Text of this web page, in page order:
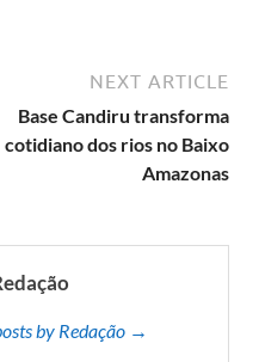
NEXT ARTICLE
Base Candiru transforma
cotidiano dos rios no Baixo
Amazonas
by Redação →